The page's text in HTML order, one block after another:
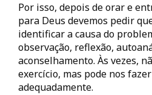
Por isso, depois de orar e
para Deus devemos pedir
identificar a causa do
observação, reflexão,
aconselhamento. Às vezes,
exercício, mas pode nos
adequadamente.